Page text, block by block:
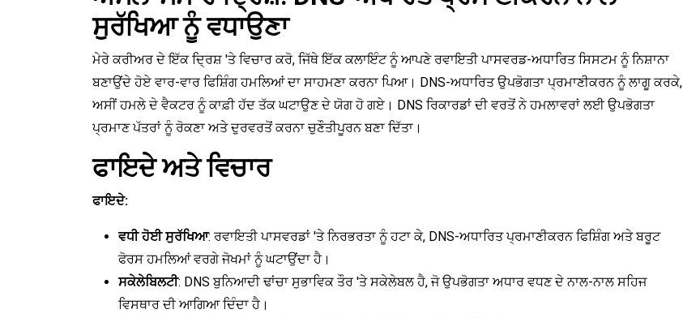
ਸੁਰੱਖਿਆ ਨੂੰ ਵਧਾਉਣਾ
ਮੇਰੇ ਕਰੀਅਰ ਦੇ ਇੱਕ ਦ੍ਰਿਸ਼ 'ਤੇ ਵਿਚਾਰ ਕਰੋ, ਜਿੱਥੇ ਇੱਕ ਕਲਾਇੰਟ ਨੂੰ ਆਪਣੇ ਰਵਾਇਤੀ ਪਾਸਵਰਡ-ਅਧਾਰਿਤ ਸਿਸਟਮ ਨੂੰ ਨਿਸ਼ਾਨਾ
ਬਣਾਉਂਦੇ ਹੋਏ ਵਾਰ-ਵਾਰ ਫਿਸ਼ਿੰਗ ਹਮਲਿਆਂ ਦਾ ਸਾਹਮਣਾ ਕਰਨਾ ਪਿਆ। DNS-ਅਧਾਰਿਤ ਉਪਭੋਗਤਾ ਪ੍ਰਮਾਣੀਕਰਨ ਨੂੰ ਲਾਗੂ ਕਰਕੇ,
ਅਸੀਂ ਹਮਲੇ ਦੇ ਵੈਕਟਰ ਨੂੰ ਕਾਫ਼ੀ ਹੱਦ ਤੱਕ ਘਟਾਉਣ ਦੇ ਯੋਗ ਹੋ ਗਏ। DNS ਰਿਕਾਰਡਾਂ ਦੀ ਵਰਤੋਂ ਨੇ ਹਮਲਾਵਰਾਂ ਲਈ ਉਪਭੋਗਤਾ
ਪ੍ਰਮਾਣ ਪੱਤਰਾਂ ਨੂੰ ਰੋਕਣਾ ਅਤੇ ਦੁਰਵਰਤੋਂ ਕਰਨਾ ਚੁਣੌਤੀਪੂਰਨ ਬਣਾ ਦਿੱਤਾ।
ਫਾਇਦੇ ਅਤੇ ਵਿਚਾਰ
ਫਾਇਦੇ:
ਵਧੀ ਹੋਈ ਸੁਰੱਖਿਆ: ਰਵਾਇਤੀ ਪਾਸਵਰਡਾਂ 'ਤੇ ਨਿਰਭਰਤਾ ਨੂੰ ਹਟਾ ਕੇ, DNS-ਅਧਾਰਿਤ ਪ੍ਰਮਾਣੀਕਰਨ ਫਿਸ਼ਿੰਗ ਅਤੇ ਬਰੂਟ
ਫੋਰਸ ਹਮਲਿਆਂ ਵਰਗੇ ਜੋਖਮਾਂ ਨੂੰ ਘਟਾਉਂਦਾ ਹੈ।
ਸਕੇਲੇਬਿਲਟੀ: DNS ਬੁਨਿਆਦੀ ਢਾਂਚਾ ਸੁਭਾਵਿਕ ਤੌਰ 'ਤੇ ਸਕੇਲੇਬਲ ਹੈ, ਜੋ ਉਪਭੋਗਤਾ ਅਧਾਰ ਵਧਣ ਦੇ ਨਾਲ-ਨਾਲ ਸਹਿਜ
ਵਿਸਥਾਰ ਦੀ ਆਗਿਆ ਦਿੰਦਾ ਹੈ।